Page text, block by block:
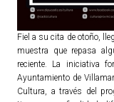
Fiel a su cita de otoño,
muestra que repasa
reciente. La iniciativa
Ayuntamiento de
Cultura, a través del